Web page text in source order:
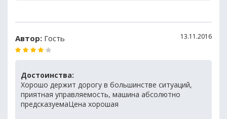
Автор: Гость 13.11.2016
Достоинства:
Хорошо держит дорогу в большинстве ситуаций,
приятная управляемость, машина абсолютно
предсказуемаЦена хорошая